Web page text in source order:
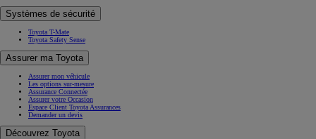
Systèmes de sécurité
Toyota T-Mate
Toyota Safety Sense
Assurer ma Toyota
Assurer mon véhicule
Les options sur-mesure
Assurance Connectée
Assurer votre Occasion
Espace Client Toyota Assurances
Demander un devis
Découvrez Toyota